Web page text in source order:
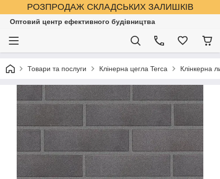
РОЗПРОДАЖ СКЛАДСЬКИХ ЗАЛИШКІВ
Оптовий центр ефективного будівництва
Товари та послуги Клінерна цегла Terca Клінкерна